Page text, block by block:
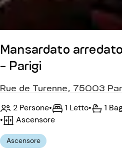
Mansardato
- Parigi
Rue de Turenne, 75003
2 Persone• 1 Letto• 1
•
Ascensore
Ascensore